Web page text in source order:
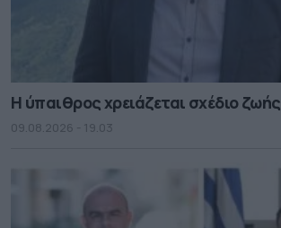
Η ύπαιθρος χρειάζεται σχέδιο ζωής
09.08.2026 - 19.03